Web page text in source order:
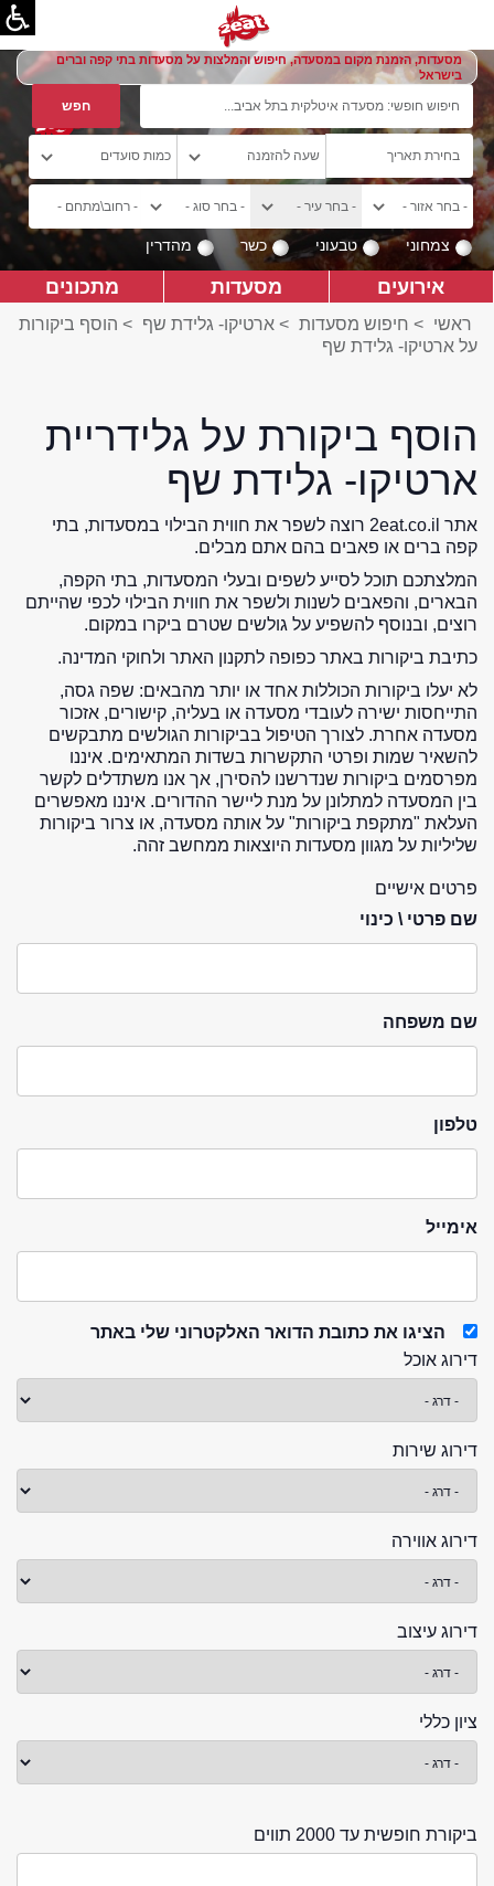
מסעדות, הזמנת מקום במסעדה, חיפוש והמלצות על מסעדות בתי קפה וברים
בישראל
צמחוני טבעוני כשר מהדרין
אירועים מסעדות מתכונים
ראשי > חיפוש מסעדות > ארטיקו- גלידת שף > הוסף ביקורות
על ארטיקו- גלידת שף
הוסף ביקורת על גלידריית
ארטיקו- גלידת שף
אתר 2eat.co.il רוצה לשפר את חווית הבילוי במסעדות, בתי
קפה ברים או פאבים בהם אתם מבלים.
המלצתכם תוכל לסייע לשפים ובעלי המסעדות, בתי הקפה,
הבארים, והפאבים לשנות ולשפר את חווית הבילוי לכפי שהייתם
רוצים, ובנוסף להשפיע על גולשים שטרם ביקרו במקום.
כתיבת ביקורות באתר כפופה לתקנון האתר ולחוקי המדינה.
לא יעלו ביקורות הכוללות אחד או יותר מהבאים: שפה גסה,
התייחסות ישירה לעובדי מסעדה או בעליה, קישורים, אזכור
מסעדה אחרת. לצורך הטיפול בביקורות הגולשים מתבקשים
להשאיר שמות ופרטי התקשרות בשדות המתאימים. איננו
מפרסמים ביקורות שנדרשנו להסירן, אך אנו משתדלים לקשר
בין המסעדה למתלונן על מנת ליישר ההדורים. איננו מאפשרים
העלאת "מתקפת ביקורות" על אותה מסעדה, או צרור ביקורות
שליליות על מגוון מסעדות היוצאות ממחשב זהה.
פרטים אישיים
שם פרטי \ כינוי
שם משפחה
טלפון
אימייל
הציגו את כתובת הדואר האלקטרוני שלי באתר
דירוג אוכל
דירוג שירות
דירוג אווירה
דירוג עיצוב
ציון כללי
ביקורת חופשית עד 2000 תווים